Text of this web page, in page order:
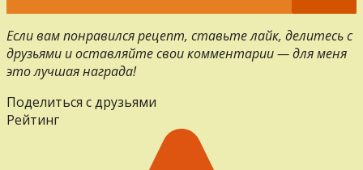
Если вам понравился рецепт, ставьте лайк, делитесь с
друзьями и оставляйте свои комментарии — для меня
это лучшая награда!
Поделиться с друзьями
Рейтинг